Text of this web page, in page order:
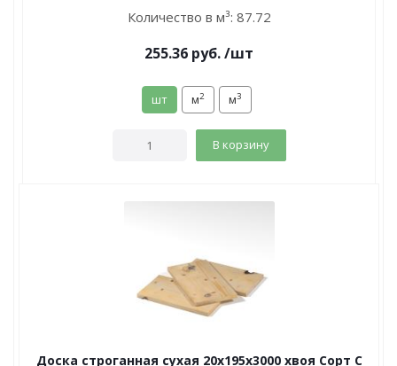
Количество в м³: 87.72
255.36 руб./шт
шт м2 м3
В корзину
Доска строганная сухая 20х195х3000 хвоя Сорт С